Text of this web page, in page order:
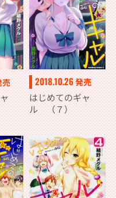
売 2018.10.26発売
はじめてのギャ
ル （７）